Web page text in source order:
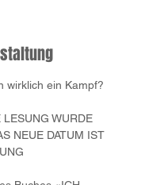
wirklich ein Kampf?
WURDE
NEUE DATUM IST